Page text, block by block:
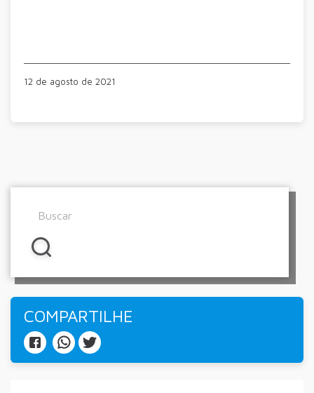
12 de agosto de 2021
COMPARTILHE